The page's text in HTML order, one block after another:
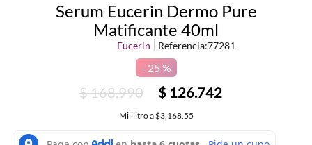
Serum Eucerin Dermo Pure
Matificante 40ml
Eucerin Referencia:77281
25 %
$168.990 $ 126.742
Mililitroa $3,168.55